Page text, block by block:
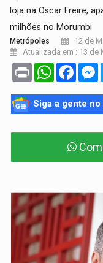
loja na Oscar Freire,
milhões no Morumbi
Metrópoles
12 de
Atualizada em : 13 de
Print WhatsApp
Siga a gente